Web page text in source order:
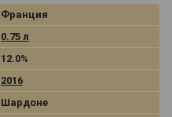
Франция
0.75 л
12.0%
2016
Шардоне